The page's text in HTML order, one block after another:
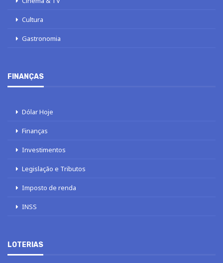
Cultura
Gastronomia
FINANÇAS
Dólar Hoje
Finanças
Investimentos
Legislação e Tributos
Imposto de renda
INSS
LOTERIAS